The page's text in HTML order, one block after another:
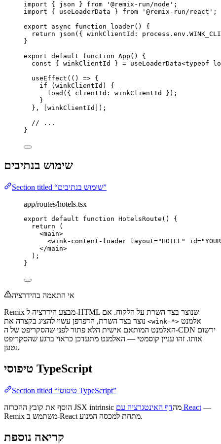
import { json } from ' @remix-run/node ' ;
import { useLoaderData } from ' @remix-run/react ' ;
export
async function loader()
{
return
json ({ winkClientId: process . env .
}
export default function App ()
{
const { winkClientId } = useLoaderData<typeof
useEffect ( () => {
if (winkClientId) {
load ({ clientId: winkClientId });
}
} ,
[winkClientId]);
// ...
}
שימוש בנתיבים
Section titled “שימוש בנתיבים”
app/routes/hotels.tsx
export default function HotelsRoute ()
{
return (
<main>
<wink-content-loader layout="HOTEL " id="
</main>
);
}
אי התאמה בהידרציה
Remix מבצע הידרציה ל-HTML שנוצר בצד השרת על הלקוח. אם
אלמנט <wink-*> נוצר בצד השרת, הדפדפן עשוי להציג בקצרה את
האלמנט המותאם אישית הלא פתור לפני שהסקריפט של ה-CDN ירשום
אותו. זהו עניין קוסמטי — האלמנט מתעדכן כראוי ברגע שהסקריפט
נטען.
טיפוסי TypeScript
Section titled “טיפוסי TypeScript”
הוסף את קובץ ההכרזה JSX intrinsic מה דף האינטגרציה עם React —
Remix משתמש ב-React מתחת למכסה המנוע.
קריאה נוספת